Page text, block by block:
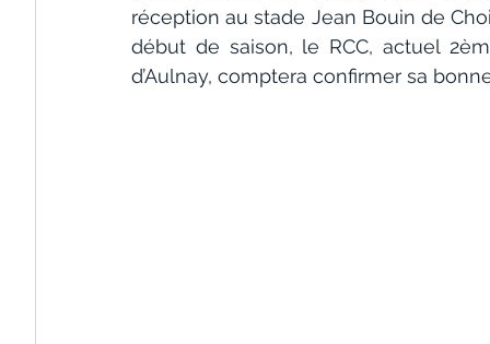
réception au stade Jean Bouin de
début de saison, le RCC, actuel
d’Aulnay, comptera confirmer sa